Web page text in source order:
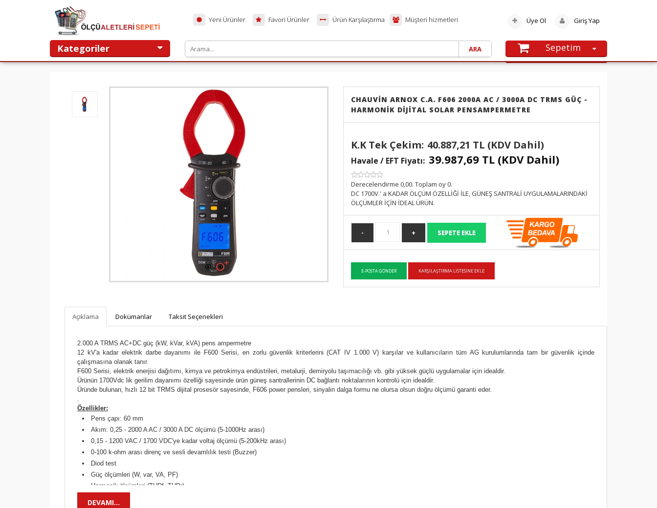
Kategoriler
Yeni Ürünler Müşteri hizmetleri
Favori Ürünler Ürün Karşılaştırma Üye Ol Giriş Yap
Sepetim
Alışveriş sepetinize henüz ürün
SEPETE GIT
ANASAYFA
KAMPANYALAR
HAKKIMIZDA
CHAUVİN ARNOX C.A. F606 2000A AC / 3000A DC TRMS GÜÇ -
HARMONİK DİJİTAL SOLAR PENSAMPERMETRE
K.K Tek Çekim: 40.887,21 TL (KDV Dahil)
Havale / EFT Fiyatı: 39.987,69 TL (KDV Dahil)
SKU:
Derecelendirme 0,00. Toplam oy 0.
DC 1700V.' a KADAR ÖLÇÜM ÖZELLİĞİ İLE, GÜNEŞ SANTRALİ UYGULAMALARINDAKİ
ÖLÇÜMLER İÇİN İDEAL ÜRÜN.
Açıklama Dokümanlar Taksit Seçenekleri
2.000 A TRMS AC+DC güç (kW, kVar, kVA) pens ampermetre
12 kV'a kadar elektrik darbe dayanımı ile F600 Serisi, en zorlu güvenlik kriterlerini (CAT IV 1.000 V) karşılar ve kullanıcıların tüm AG kurulumlarında tam bir güvenlik içinde
çalışmasına olanak tanır.
F600 Serisi, elektrik enerjisi dağıtımı, kimya ve petrokimya endüstrileri, metalurji, demiryolu taşımacılığı vb. gibi yüksek güçlü uygulamalar için idealdir.
Ürünün 1700Vdc lik gerilim dayanımı özelliği sayesinde ürün güneş santrallerinin DC bağlantı noktalarının kontrolü için idealdir.
Üründe bulunan, hızlı 12 bit TRMS dijital prosesör sayesinde, F606 power pensleri, sinyalin dalga formu ne olursa olsun doğru ölçümü garanti eder.
.
Özellikler:
Pens çapı: 60 mm
Akım: 0,25 - 2000 A AC / 3000 A DC ölçümü (5-1000Hz arası)
0,15 - 1200 VAC / 1700 VDC'ye kadar voltaj ölçümü (5-200kHz arası)
0-100 k-ohm arası direnç ve sesli devamlılık testi (Buzzer)
Diod test
Güç ölçümleri (W, var, VA, PF)
Harmonik ölçümleri (THDf, THDr)
DEVAMI...